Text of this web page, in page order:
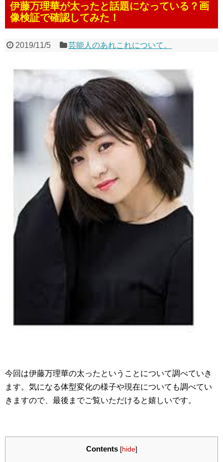
伊藤万理華が太ったと話題になっている？画
像検証で確認してみた！
2019/11/5 芸能人のあれこれについて。
今回は伊藤万理華の太ったということについて調べていき
ます。気になる体型変化の様子や現在についても調べてい
きますので、最後までご覧いただけると嬉しいです。
Contents [hide]